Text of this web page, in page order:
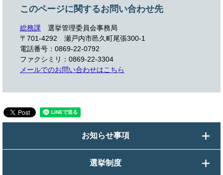
このページに関するお問い合わせ先
総務課
選挙管理委員会事務局
〒701-4292
瀬戸内市邑久町尾張300-1
電話番号：0869-22-0792
ファクシミリ：0869-22-3304
メールでのお問い合わせはこちら
お知らせ事項
選挙制度